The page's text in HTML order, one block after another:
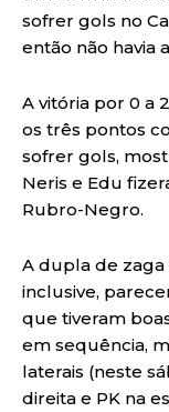
sofrer gols no
então não havia
A vitória por 0 a
os três pontos
sofrer gols,
Neris e Edu
Rubro-Negro.
A dupla de zaga
inclusive,
que tiveram
em sequência,
laterais (neste
direita e PK na